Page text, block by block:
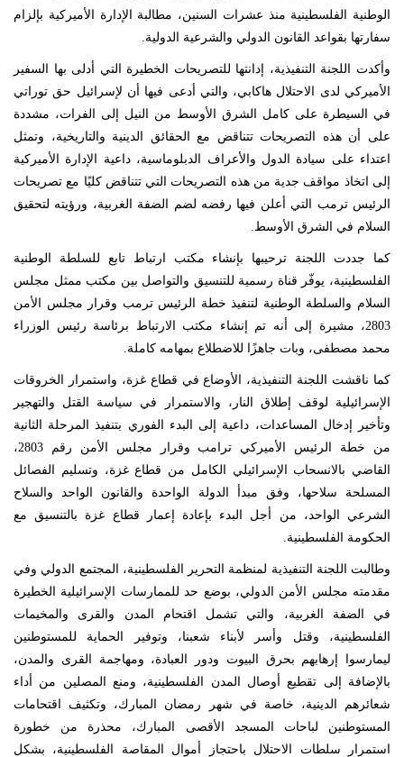
الوطنية الفلسطينية منذ عشرات السنين، مطالبة الإدارة الأميركية بإلزام
سفارتها بقواعد القانون الدولي والشرعية الدولية.
وأكدت اللجنة التنفيذية، إدانتها للتصريحات الخطيرة التي أدلى بها السفير
الأميركي لدى الاحتلال هاكابي، والتي أدعى فيها أن لإسرائيل حق توراتي
في السيطرة على كامل الشرق الأوسط من النيل إلى الفرات، مشددة
على أن هذه التصريحات تتناقض مع الحقائق الدينية والتاريخية، وتمثل
اعتداء على سيادة الدول والأعراف الدبلوماسية، داعية الإدارة الأميركية
إلى اتخاذ مواقف جدية من هذه التصريحات التي تتناقض كليًا مع تصريحات
الرئيس ترمب التي أعلن فيها رفضه لضم الضفة الغربية، ورؤيته لتحقيق
السلام في الشرق الأوسط.
كما جددت اللجنة ترحيبها بإنشاء مكتب ارتباط تابع للسلطة الوطنية
الفلسطينية، يوفّر قناة رسمية للتنسيق والتواصل بين مكتب ممثل مجلس
السلام والسلطة الوطنية لتنفيذ خطة الرئيس ترمب وقرار مجلس الأمن
2803، مشيرة إلى أنه تم إنشاء مكتب الارتباط برئاسة رئيس الوزراء
محمد مصطفى، وبات جاهزًا للاضطلاع بمهامه كاملة.
كما ناقشت اللجنة التنفيذية، الأوضاع في قطاع غزة، واستمرار الخروقات
الإسرائيلية لوقف إطلاق النار، والاستمرار في سياسة القتل والتهجير
وتأخير إدخال المساعدات، داعية إلى البدء الفوري بتنفيذ المرحلة الثانية
من خطة الرئيس الأميركي ترامب وقرار مجلس الأمن رقم 2803،
القاضي بالانسحاب الإسرائيلي الكامل من قطاع غزة، وتسليم الفصائل
المسلحة سلاحها، وفق مبدأ الدولة الواحدة والقانون الواحد والسلاح
الشرعي الواحد، من أجل البدء بإعادة إعمار قطاع غزة بالتنسيق مع
الحكومة الفلسطينية.
وطالبت اللجنة التنفيذية لمنظمة التحرير الفلسطينية، المجتمع الدولي وفي
مقدمته مجلس الأمن الدولي، بوضع حد للممارسات الإسرائيلية الخطيرة
في الضفة الغربية، والتي تشمل اقتحام المدن والقرى والمخيمات
الفلسطينية، وقتل وأسر لأبناء شعبنا، وتوفير الحماية للمستوطنين
ليمارسوا إرهابهم بحرق البيوت ودور العبادة، ومهاجمة القرى والمدن،
بالإضافة إلى تقطيع أوصال المدن الفلسطينية، ومنع المصلين من أداء
شعائرهم الدينية، خاصة في شهر رمضان المبارك، وتكثيف اقتحامات
المستوطنين لباحات المسجد الأقصى المبارك، محذرة من خطورة
استمرار سلطات الاحتلال باحتجاز أموال المقاصة الفلسطينية، بشكل